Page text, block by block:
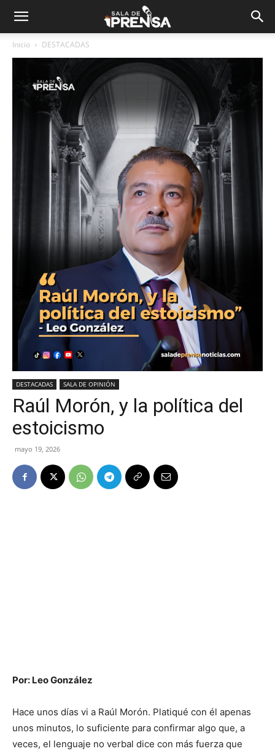
Inicio DESTACADAS
DESTACADAS SALA DE OPINIÓN
Raúl Morón, y la política del
estoicismo
mayo 19, 2026
Por: Leo González
Hace unos días vi a Raúl Morón. Platiqué con él apenas
unos minutos, lo suficiente para confirmar algo que, a
veces, el lenguaje no verbal dice con más fuerza que